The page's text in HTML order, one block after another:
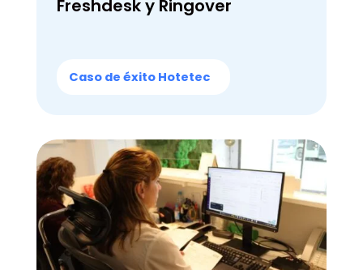
Freshdesky Ringover
Caso de éxito Hotetec